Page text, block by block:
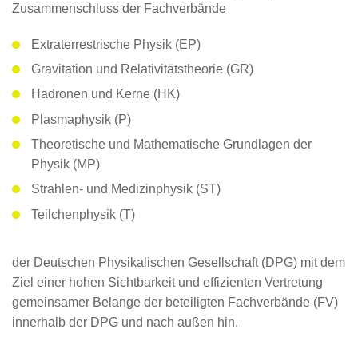
Zusammenschluss der Fachverbände
Extraterrestrische Physik (EP)
Gravitation und Relativitätstheorie (GR)
Hadronen und Kerne (HK)
Plasmaphysik (P)
Theoretische und Mathematische Grundlagen der
Physik (MP)
Strahlen- und Medizinphysik (ST)
Teilchenphysik (T)
der Deutschen Physikalischen Gesellschaft (DPG) mit dem
Ziel einer hohen Sichtbarkeit und effizienten Vertretung
gemeinsamer Belange der beteiligten Fachverbände (FV)
innerhalb der DPG und nach außen hin.